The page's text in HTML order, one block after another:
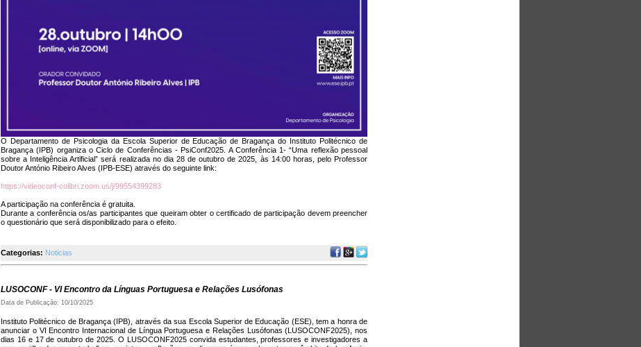
O Departamento de Psicologia da Escola Superior de Educação de Bragança do Instituto Politécnico de
Bragança (IPB) organiza o Ciclo de Conferências - PsiConf2025. A Conferência 1- “Uma reflexão pessoal
sobre a Inteligência Artificial” será realizada no dia 28 de outubro de 2025, às 14:00 horas, pelo Professor
Doutor António Ribeiro Alves (IPB-ESE) através do seguinte link:
https://videoconf-colibri.zoom.us/j/99554399283
A participação na conferência é gratuita.
Durante a conferência os/as participantes que queiram obter o certificado de participação devem preencher
o questionário que será disponibilizado para o efeito.
Categorias: Noticias
LUSOCONF - VI Encontro da Línguas Portuguesa e Relações Lusófonas
Data de Publicação: 10/10/2025
Instituto Politécnico de Bragança (IPB), através da sua Escola Superior de Educação (ESE), tem a honra de
anunciar o VI Encontro Internacional de Língua Portuguesa e Relações Lusófonas (LUSOCONF2025), nos
dias 16 e 17 de outubro de 2025. O LUSOCONF2025 convida estudantes, professores e investigadores a